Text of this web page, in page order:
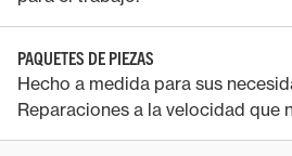
PAQUETES DE PIEZAS
Hecho a medida para sus
Reparaciones a la velocidad que